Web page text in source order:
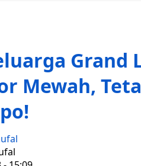
Grand
Mewah,